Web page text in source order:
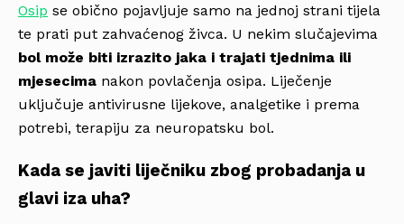
Osip se obično pojavljuje samo na jednoj strani tijela
te prati put zahvaćenog živca. U nekim slučajevima
bol može biti izrazito jaka i trajati tjednima ili
mjesecima nakon povlačenja osipa. Liječenje
uključuje antivirusne lijekove, analgetike i prema
potrebi, terapiju za neuropatsku bol.
Kada se javiti liječniku zbog probadanja u
glavi iza uha?